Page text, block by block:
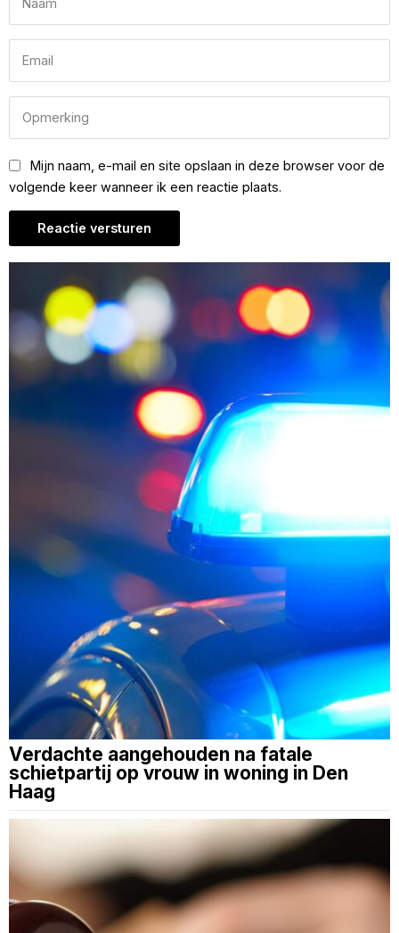
Mijn naam, e-mail en site opslaan in deze browser voor de
volgende keer wanneer ik een reactie plaats.
Verdachte aangehouden na fatale
schietpartij op vrouw in woning in Den
Haag